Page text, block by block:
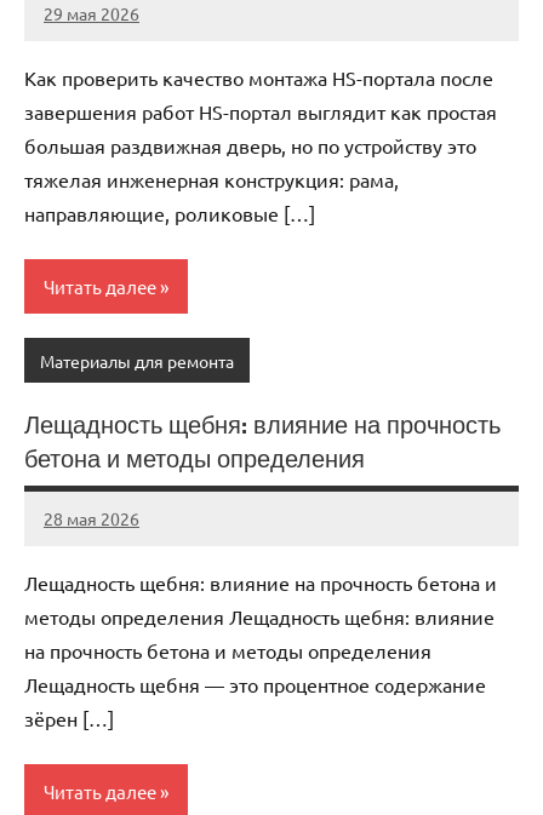
29 мая 2026
Avtor
Нет
Как проверить качество монтажа HS-портала после
завершения работ HS-портал выглядит как простая
большая раздвижная дверь, но по устройству это
тяжелая инженерная конструкция: рама,
направляющие, роликовые […]
Читать далее
Материалы для ремонта
Лещадность щебня: влияние на прочность
бетона и методы определения
28 мая 2026
Avtor
Нет
Лещадность щебня: влияние на прочность бетона и
методы определения Лещадность щебня: влияние
на прочность бетона и методы определения
Лещадность щебня — это процентное содержание
зёрен […]
Читать далее